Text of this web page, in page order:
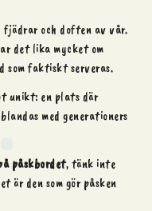
fjädrar och doften av vår.
det lika mycket om
som faktiskt serveras.
unikt: en plats där
med generationers
påskbordet, tänk inte
är den som gör påsken